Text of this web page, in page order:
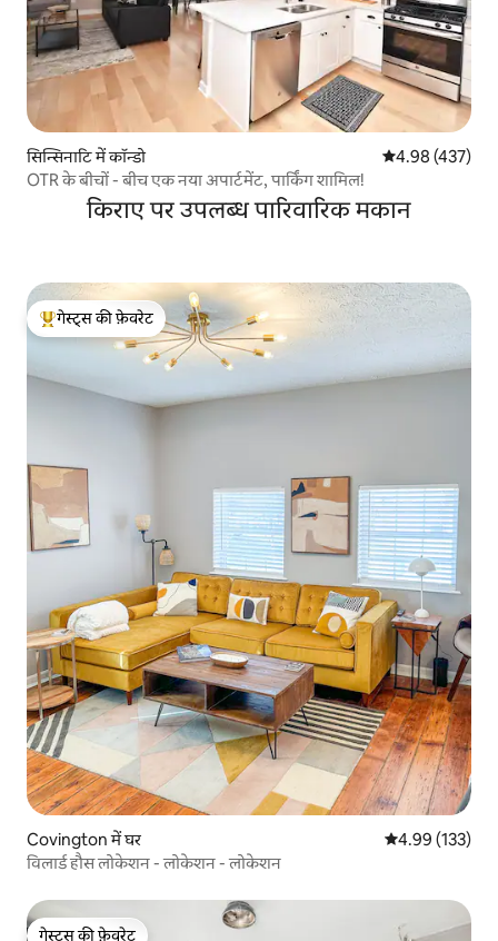
सिन्सिनाटि में कॉन्डो औसत रेटिंग 5 में से
4.98 (437)
OTR के बीचों - बीच एक नया अपार्टमेंट, पार्किंग शामिल!
किराए पर उपलब्ध पारिवारिक मकान
गेस्ट्स का टॉप फ़ेवरेट
गेस्ट्स की फ़ेवरेट
Covington में घर औसत रेटिंग 5 में से
4.99 (133)
विलार्ड हौस लोकेशन - लोकेशन - लोकेशन
गेस्ट्स की फ़ेवरेट